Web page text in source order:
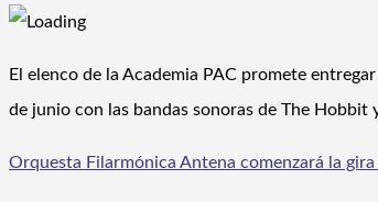
El elenco de la Academia PAC promete
de junio con las bandas sonoras de The Hobbit
Orquesta Filarmónica Antena comenzará la